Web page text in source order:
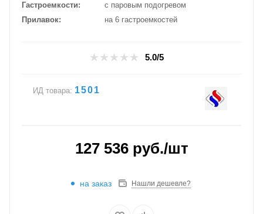
Гастроемкости
с паровым подогревом
Прилавок
на 6 гастроемкостей
5.0/5
ИД товара: 1501
127 536руб./шт
на заказ Нашли дешевле?